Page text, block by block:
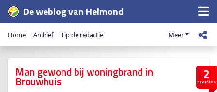
De weblog van Helmond
Home Archief Tip de redactie Meer
2
reacties
Man gewond bij woningbrand in
Brouwhuis